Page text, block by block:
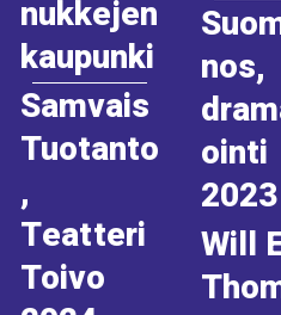
nukkejen
kaupunki
Samvais
Tuotanto
,
Teatteri
Toivo
nos,
ointi
2023
Will